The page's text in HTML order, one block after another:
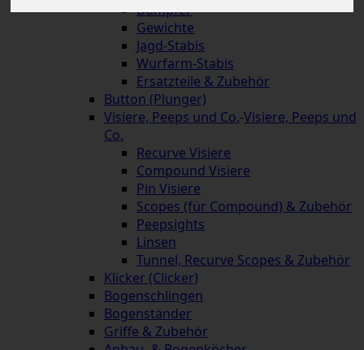
Dämpfer
Gewichte
Jagd-Stabis
Wurfarm-Stabis
Ersatzteile & Zubehör
Button (Plunger)
Visiere, Peeps und Co.-Visiere, Peeps und
Co.
Recurve Visiere
Compound Visiere
Pin Visiere
Scopes (für Compound) & Zubehör
Peepsights
Linsen
Tunnel, Recurve Scopes & Zubehör
Klicker (Clicker)
Bogenschlingen
Bogenständer
Griffe & Zubehör